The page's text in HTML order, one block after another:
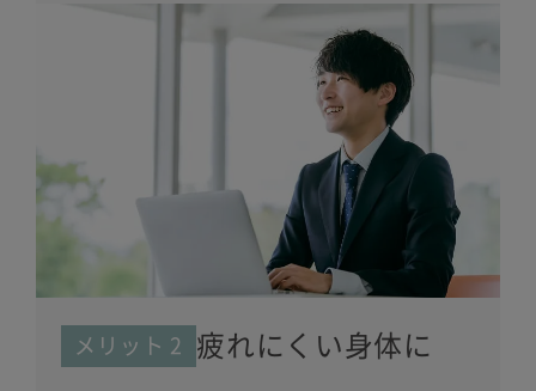
メリット 2 疲れにくい身体に